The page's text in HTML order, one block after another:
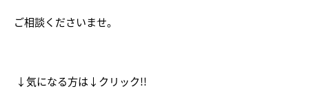
ご相談くださいませ。
↓気になる方は↓クリック!!